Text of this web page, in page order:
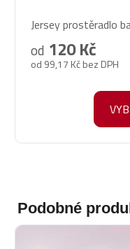
hodnocení
produktu
je
Jersey prostěradlo
od 99,17 Kč bez DPH
od 120 Kč
Podobné